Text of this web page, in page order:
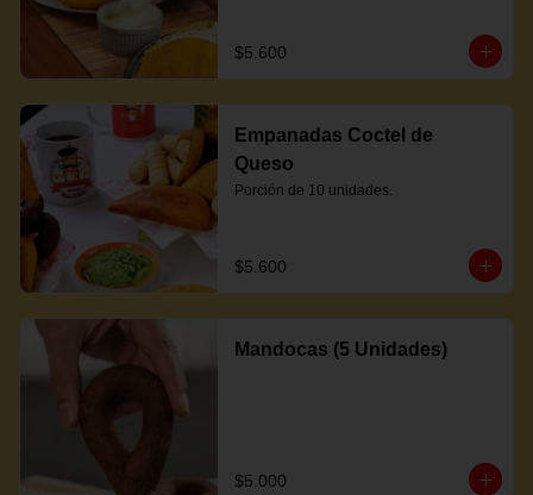
$5.600
Empanadas Coctel de
Queso
Porción de 10 unidades.
$5.600
Mandocas (5 Unidades)
$5.000